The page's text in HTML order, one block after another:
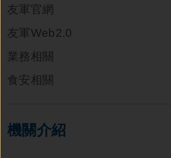
友軍官網
友軍Web2.0
業務相關
食安相關
機關介紹